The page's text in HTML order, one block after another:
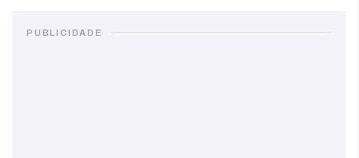
PUBLICIDADE